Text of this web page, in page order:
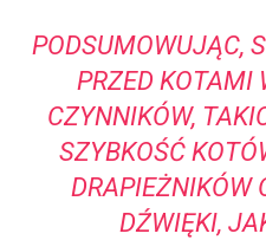
PODSUMOWUJĄC,
PRZED KOTAMI
CZYNNIKÓW,
SZYBKOŚĆ
DRAPIEŻNIKÓW
DŹWIĘKI,